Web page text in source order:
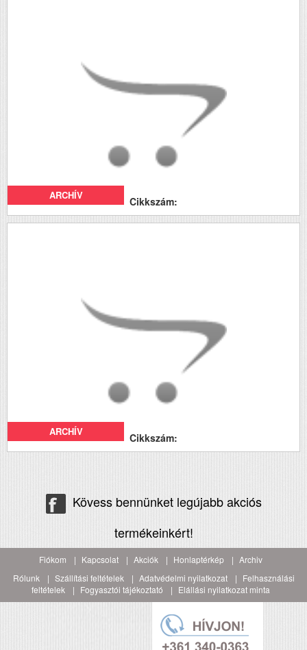
Cikkszám:
ARCHÍV
Cikkszám:
ARCHÍV
Kövess bennünket legújabb akciós
termékeinkért!
Fiókom Kapcsolat Akciók Honlaptérkép
Archiv
Rólunk
Szállítási feltételek Adatvédelmi nyilatkozat
Felhasználási
feltételek
Fogyasztói tájékoztató Elállási nyilatkozat minta